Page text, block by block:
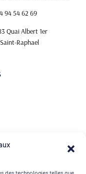
des technologies telles que
94 54 62 69
Quai Albert 1er
Raphael